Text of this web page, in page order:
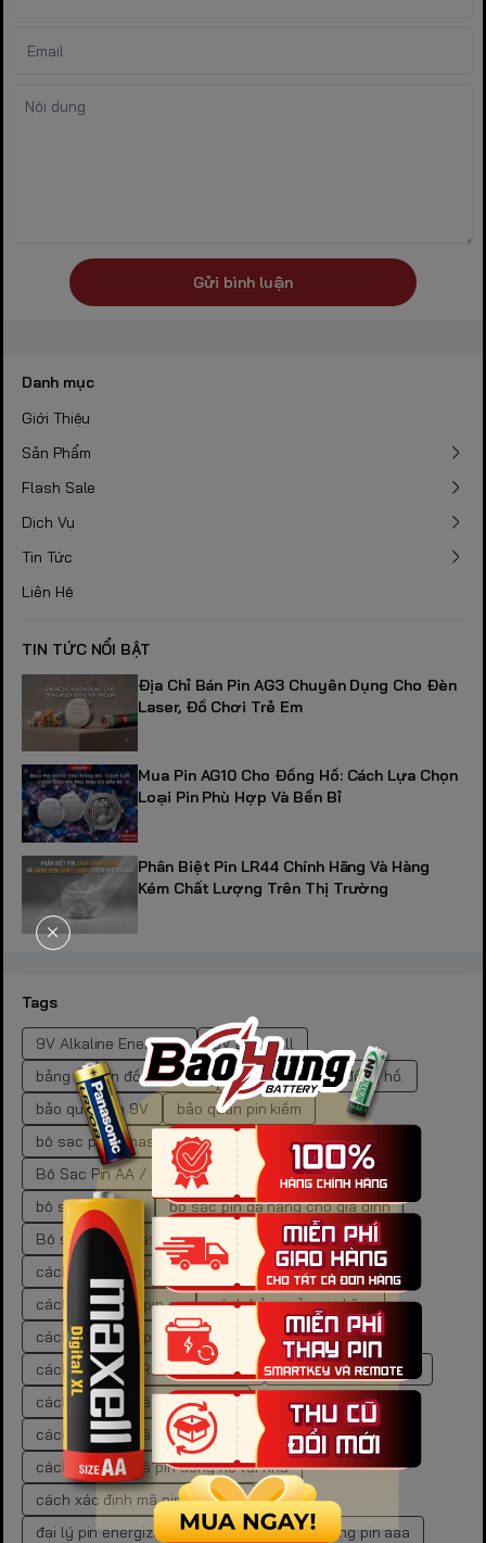
Gửi bình luận
Danh mục
Giới Thiệu
Sản Phẩm
Flash Sale
Dịch Vụ
Tin Tức
Liên Hệ
TIN TỨC NỔI BẬT
Địa Chỉ Bán Pin AG3 Chuyên Dụng Cho Đèn
Laser, Đồ Chơi Trẻ Em
Mua Pin AG10 Cho Đồng Hồ: Cách Lựa Chọn
Loại Pin Phù Hợp Và Bền Bỉ
Phân Biệt Pin LR44 Chính Hãng Và Hàng
Kém Chất Lượng Trên Thị Trường
Tags
9V Alkaline Energizer
9V Duracell
bảng mã pin đồng hồ SR
bảng tra mã pin đồng hồ.
bảo quản pin 9V
bảo quản pin kiềm
bộ sạc pin Panasonic Eneloop BQ-CC51E
Bộ Sạc Pin AA / AAA Panasonic Eneloop
bộ sạc pin AAA
bộ sạc pin đa năng cho gia đình
Bộ sạc pin Panasonic Eneloop BQ-CC55E
cách bảo quản pin
cách bảo quản pin carbon
cách bảo quản pin cr
cách bảo quản pin kẽm
cách bảo quản pin than
cách lưu trữ pin
cách mua pin LR44 chính hãng
cách tra cứu mã pin
cách tra cứu mã pin đồng hồ
cách tra cứu mã pin đồng hồ chuẩn xác
cách tra cứu mã pin đồng hồ tại nhà
cách xác định mã pin đồng hồ
đại lý pin energizer chính hãng
dung lượng pin aaa